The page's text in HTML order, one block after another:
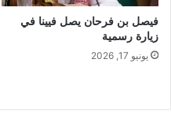
فيصل بن فرحان يصل فيينا في
زيارة رسمية
يونيو 17, 2026